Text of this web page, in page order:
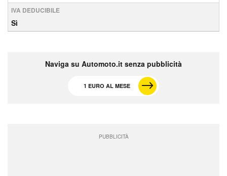
IVA DEDUCIBILE
Sì
Naviga su Automoto.it senza pubblicità
1 EURO AL MESE
PUBBLICITÀ